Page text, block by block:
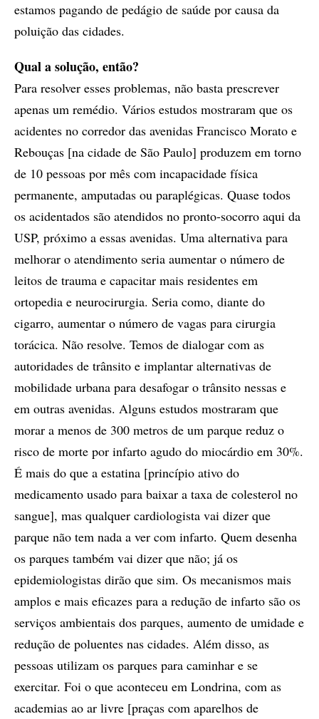
estamos pagando de pedágio de saúde por causa da
poluição das cidades.
Qual a solução, então?
Para resolver esses problemas, não basta prescrever
apenas um remédio. Vários estudos mostraram que os
acidentes no corredor das avenidas Francisco Morato e
Rebouças [na cidade de São Paulo] produzem em torno
de 10 pessoas por mês com incapacidade física
permanente, amputadas ou paraplégicas. Quase todos
os acidentados são atendidos no pronto-socorro aqui da
USP, próximo a essas avenidas. Uma alternativa para
melhorar o atendimento seria aumentar o número de
leitos de trauma e capacitar mais residentes em
ortopedia e neurocirurgia. Seria como, diante do
cigarro, aumentar o número de vagas para cirurgia
torácica. Não resolve. Temos de dialogar com as
autoridades de trânsito e implantar alternativas de
mobilidade urbana para desafogar o trânsito nessas e
em outras avenidas. Alguns estudos mostraram que
morar a menos de 300 metros de um parque reduz o
risco de morte por infarto agudo do miocárdio em 30%.
É mais do que a estatina [princípio ativo do
medicamento usado para baixar a taxa de colesterol no
sangue], mas qualquer cardiologista vai dizer que
parque não tem nada a ver com infarto. Quem desenha
os parques também vai dizer que não; já os
epidemiologistas dirão que sim. Os mecanismos mais
amplos e mais eficazes para a redução de infarto são os
serviços ambientais dos parques, aumento de umidade e
redução de poluentes nas cidades. Além disso, as
pessoas utilizam os parques para caminhar e se
exercitar. Foi o que aconteceu em Londrina, com as
academias ao ar livre [praças com aparelhos de